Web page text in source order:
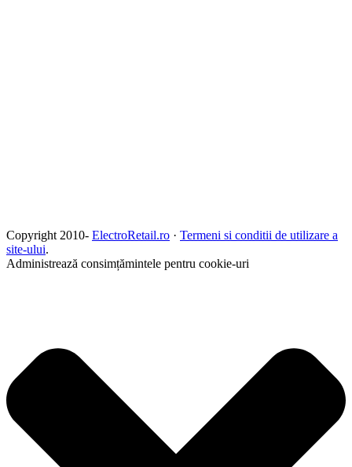
Copyright 2010- ElectroRetail.ro · Termeni si conditii de utilizare a
site-ului.
Administrează consimțămintele pentru cookie-uri